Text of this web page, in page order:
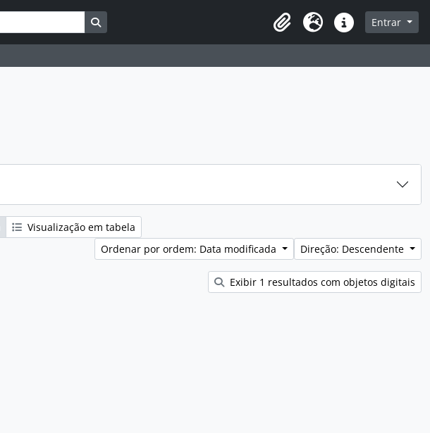
Busque na página de navegação
Idioma Ligações rápidas
Entrar
Visualização em tabela
Ordenar por ordem: Data modificada
Direção: Descendente
Exibir 1 resultados com objetos digitais